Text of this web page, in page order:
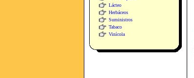
Lácteo
Herbáceos
Suministros
Tabaco
Vinícola